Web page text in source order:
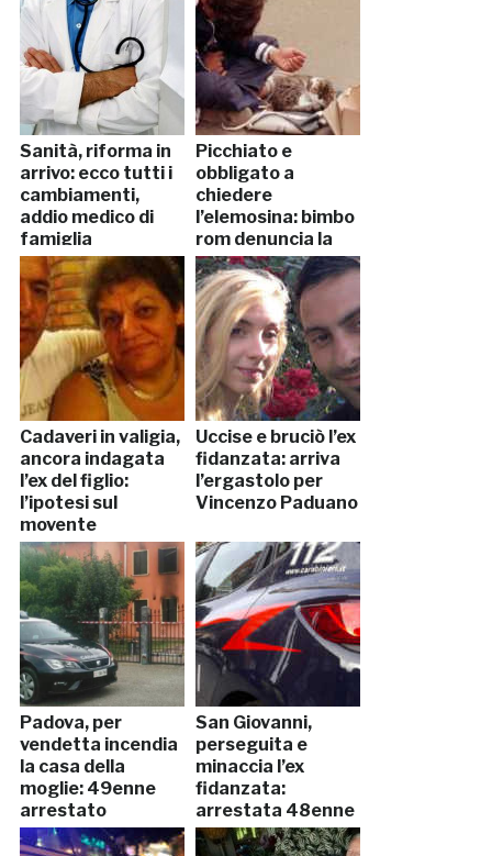
Sanità, riforma in
arrivo: ecco tutti i
cambiamenti,
addio medico di
famiglia
Picchiato e
obbligato a
chiedere
l’elemosina: bimbo
rom denuncia la
madre
Cadaveri in valigia,
ancora indagata
l’ex del figlio:
l’ipotesi sul
movente
Uccise e bruciò l’ex
fidanzata: arriva
l’ergastolo per
Vincenzo Paduano
Padova, per
vendetta incendia
la casa della
moglie: 49enne
arrestato
San Giovanni,
perseguita e
minaccia l’ex
fidanzata:
arrestata 48enne